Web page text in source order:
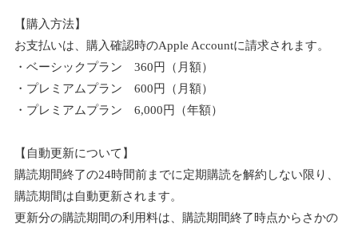
【購入方法】
お支払いは、購入確認時のApple Accountに請求されます。
・ベーシックプラン 360円（月額）
・プレミアムプラン 600円（月額）
・プレミアムプラン 6,000円（年額）
【自動更新について】
購読期間終了の24時間前までに定期購読を解約しない限り、
購読期間は自動更新されます。
更新分の購読期間の利用料は、購読期間終了時点からさかの